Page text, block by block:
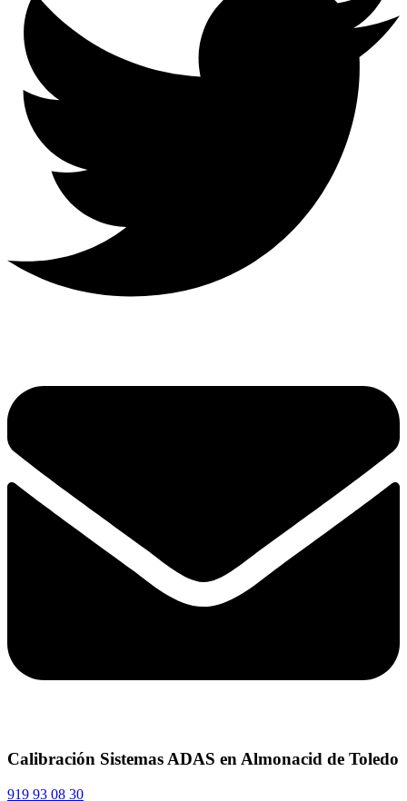
Calibración Sistemas ADAS en Almonacid de Toledo
919 93 08 30